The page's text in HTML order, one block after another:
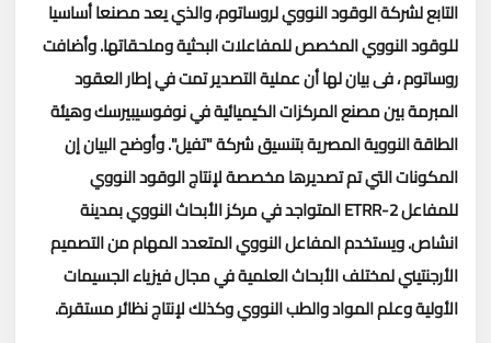
التابع لشركة الوقود النووي لروساتوم، والذي يعد مصنعا أساسيا
للوقود النووي المخصص للمفاعلات البحثية وملحقاتها.وأضافت
روساتوم ، فى بيان لها أن عملية التصدير تمت في إطار العقود
المبرمة بين مصنع المركزات الكيميائية في نوفوسيبيرسك وهيئة
الطاقة النووية المصرية بتنسيق شركة "تفيل".وأوضح البيان إن
المكونات التي تم تصديرها مخصصة لإنتاج الوقود النووي
للمفاعل ETRR-2 المتواجد في مركز الأبحاث النووي بمدينة
انشاص. ويستخدم المفاعل النووي المتعدد المهام من التصميم
الأرجنتيني لمختلف الأبحاث العلمية في مجال فيزياء الجسيمات
الأولية وعلم المواد والطب النووي وكذلك لإنتاج نظائر مستقرة.